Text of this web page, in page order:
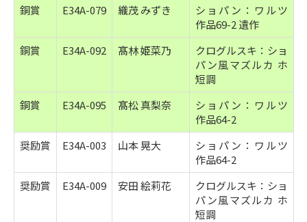
銅賞
E34A-079 織茂 みずき
ショパン：ワルツ
作品69-2 遺作
銅賞
E34A-092 髙林 姫菜乃
クログルスキ：ショ
パン風マズルカ ホ
短調
銅賞
E34A-095 髙松 真梨奈
ショパン：ワルツ
作品64-2
奨励賞
E34A-003 山本 晃大
ショパン：ワルツ
作品64-2
奨励賞
E34A-009 安田 絵莉花
クログルスキ：ショ
パン風マズルカ ホ
短調